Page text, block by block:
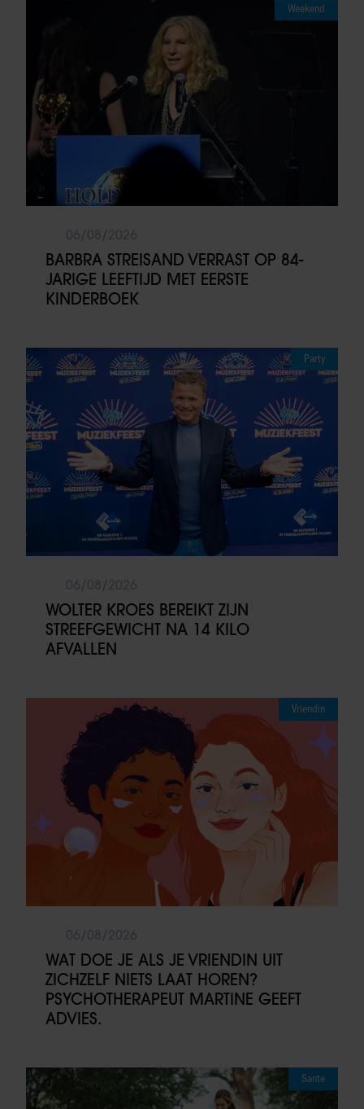
Weekend
BARBRA STREISAND VERRAST OP 84-
JARIGE LEEFTIJD MET EERSTE
KINDERBOEK
Party
WOLTER KROES BEREIKT ZIJN
STREEFGEWICHT NA 14 KILO
AFVALLEN
Vriendin
WAT DOE JE ALS JE VRIENDIN UIT
ZICHZELF NIETS LAAT HOREN?
PSYCHOTHERAPEUT MARTINE GEEFT
ADVIES.
Sante